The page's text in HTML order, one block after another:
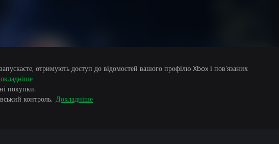
отримують доступ до відомостей вашого профілю Xbox і пов’язаних
покупки.
контроль. Докладніше